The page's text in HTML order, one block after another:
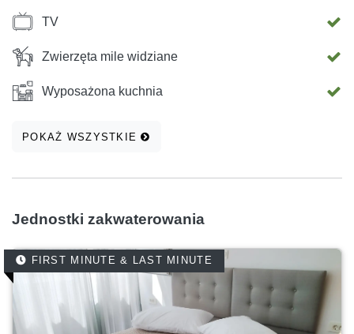
TV
Zwierzęta mile widziane
Wyposażona kuchnia
POKAŻ WSZYSTKIE
Jednostki zakwaterowania
FIRST MINUTE & LAST MINUTE